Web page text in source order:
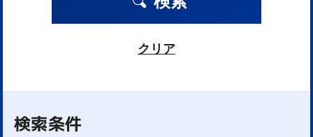
クリア
検索条件